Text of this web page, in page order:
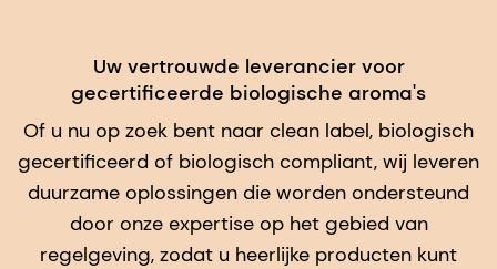
Uw vertrouwde leverancier voor
gecertificeerde biologische aroma's
Of u nu op zoek bent naar clean label, biologisch
gecertificeerd of biologisch compliant, wij leveren
duurzame oplossingen die worden ondersteund
door onze expertise op het gebied van
regelgeving, zodat u heerlijke producten kunt